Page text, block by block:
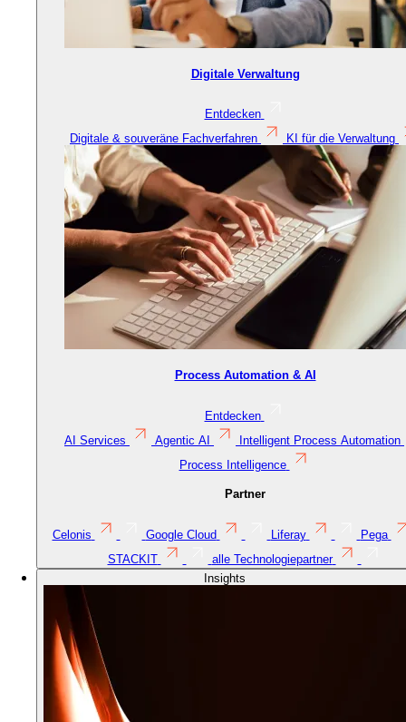
Digitale Verwaltung
Entdecken
Digitale & souveräne Fachverfahren
KI für die Verwaltung
Process Automation & AI
Entdecken
AI Services
Agentic AI
Intelligent Process Automation
Process Intelligence
Partner
Celonis Google Cloud Liferay
Pega
STACKIT
alle Technologiepartner
Insights